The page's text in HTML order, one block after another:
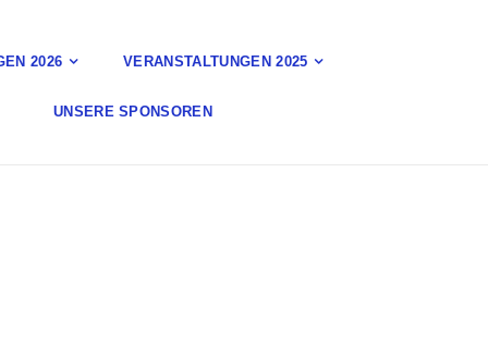
2026 VERANSTALTUNGEN 2025
UNSERE SPONSOREN